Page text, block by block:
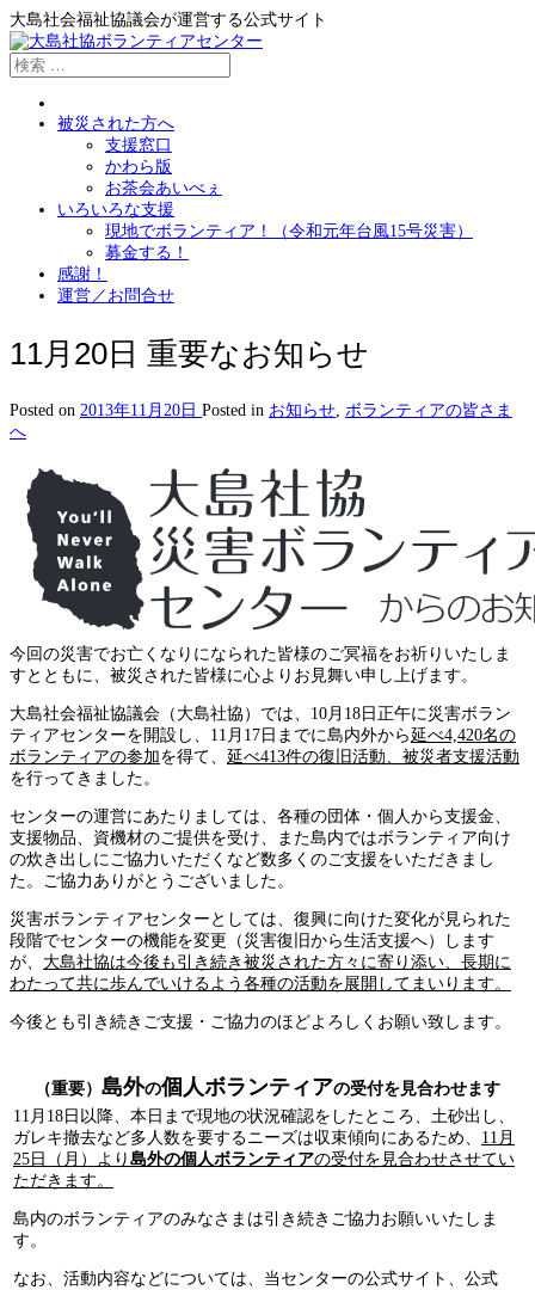
大島社会福祉協議会が運営する公式サイト
被災された方へ
支援窓口
かわら版
お茶会あいべぇ
いろいろな支援
現地でボランティア！（令和元年台風15号災害）
募金する！
感謝！
運営／お問合せ
11月20日 重要なお知らせ
Posted on 2013年11月20日 Posted in お知らせ, ボランティアの皆さま
へ
今回の災害でお亡くなりになられた皆様のご冥福をお祈りいたしま
すとともに、被災された皆様に心よりお見舞い申し上げます。
大島社会福祉協議会（大島社協）では、10月18日正午に災害ボラン
ティアセンターを開設し、11月17日までに島内外から 延べ4,420名の
ボランティアの参加を得て、 延べ413件の復旧活動、被災者支援活動
を行ってきました。
センターの運営にあたりましては、各種の団体・個人から支援金、
支援物品、資機材のご提供を受け、また島内ではボランティア向け
の炊き出しにご協力いただくなど数多くのご支援をいただきまし
た。ご協力ありがとうございました。
災害ボランティアセンターとしては、復興に向けた変化が見られた
段階でセンターの機能を変更（災害復旧から生活支援へ）します
が、 大島社協は今後も引き続き被災された方々に寄り添い、長期に
わたって共に歩んでいけるよう各種の活動を展開してまいります。
今後とも引き続きご支援・ご協力のほどよろしくお願い致します。
（重要） 島外の個人ボランティアの受付を見合わせます
11月18日以降、本日まで現地の状況確認をしたところ、土砂出し、
ガレキ撤去など多人数を要するニーズは収束傾向にあるため、 11月
25日（月）より 島外の個人ボランティアの受付を見合わせさせてい
ただきます。
島内のボランティアのみなさまは引き続きご協力お願いいたしま
す。
なお、活動内容などについては、当センターの公式サイト、公式